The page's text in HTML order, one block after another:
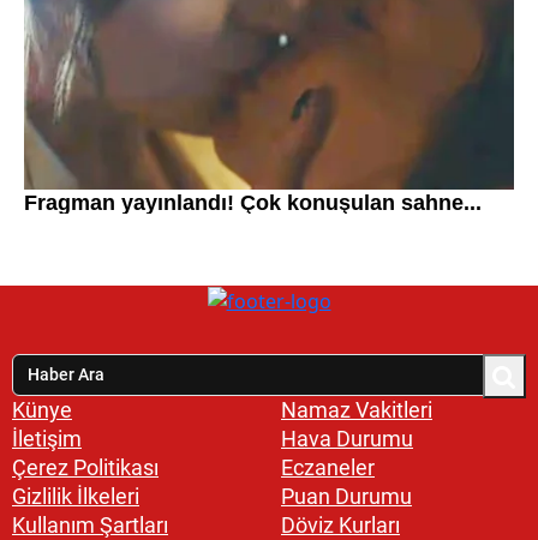
Künye
İletişim
Çerez Politikası
Gizlilik İlkeleri
Kullanım Şartları
Namaz Vakitleri
Hava Durumu
Eczaneler
Puan Durumu
Döviz Kurları